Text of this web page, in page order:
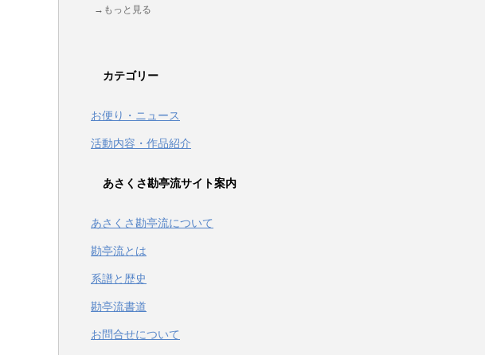
→もっと見る
カテゴリー
お便り・ニュース
活動内容・作品紹介
あさくさ勘亭流サイト案内
あさくさ勘亭流について
勘亭流とは
系譜と歴史
勘亭流書道
お問合せについて